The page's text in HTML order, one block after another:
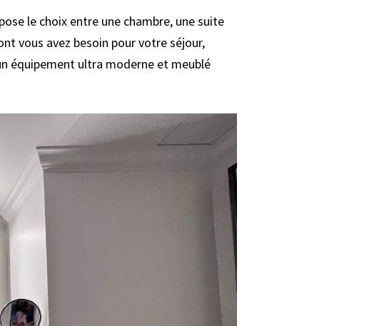
le choix entre une chambre, une suite
vous avez besoin pour votre séjour,
équipement ultra moderne et meublé